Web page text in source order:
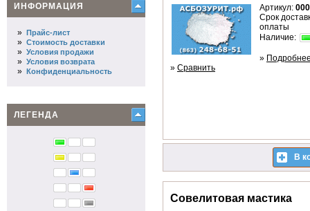
ИНФОРМАЦИЯ
» Прайс-лист
» Стоимость доставки
» Условия продажи
» Условия возврата
» Конфиденциальность
ЛЕГЕНДА
Артикул:
Срок
оплаты
Наличие:
»
» Сравнить
В
Совелитовая мастика